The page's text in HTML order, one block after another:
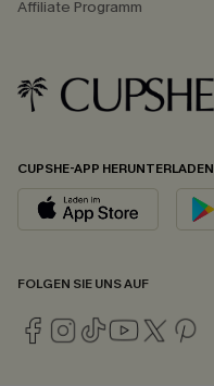
Affiliate Programm
CUPSHE-APP HERUNTERLADEN
FOLGEN SIE UNS AUF